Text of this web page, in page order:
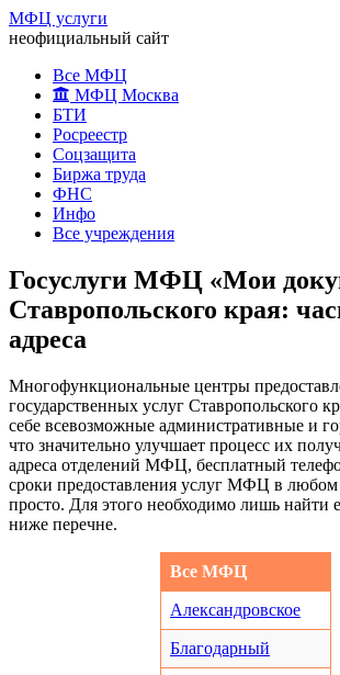
МФЦ услуги
неофициальный сайт
Все МФЦ
МФЦ Москва
БТИ
Росреестр
Соцзащита
Биржа труда
ФНС
Инфо
Все учреждения
Госуслуги МФЦ «Мои
Ставропольского края:
адреса
Многофункциональные центры
государственных услуг Ставропольского
себе всевозможные административные и
что значительно улучшает процесс их
адреса отделений МФЦ, бесплатный
сроки предоставления услуг МФЦ в любом
просто. Для этого необходимо лишь найти
ниже перечне.
Все МФЦ
Александровское
Благодарный